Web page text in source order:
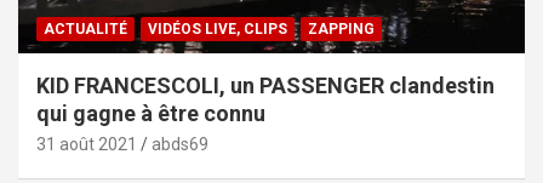
ACTUALITÉ VIDÉOS LIVE, CLIPS ZAPPING
KID FRANCESCOLI, un PASSENGER clandestin
qui gagne à être connu
31 août 2021 abds69